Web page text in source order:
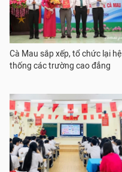
Cà Mau sắp xếp, tổ chức lại hệ
thống các trường cao đẳng